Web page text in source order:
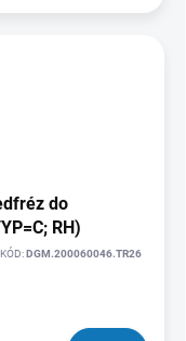
do
RH)
KÓD:DGM.200060046.TR26